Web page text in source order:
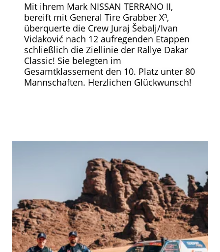
Mit ihrem Mark NISSAN TERRANO II,
bereift mit General Tire Grabber X³,
überquerte die Crew Juraj Šebalj/Ivan
Vidaković nach 12 aufregenden Etappen
schließlich die Ziellinie der Rallye Dakar
Classic! Sie belegten im
Gesamtklassement den 10. Platz unter 80
Mannschaften. Herzlichen Glückwunsch!